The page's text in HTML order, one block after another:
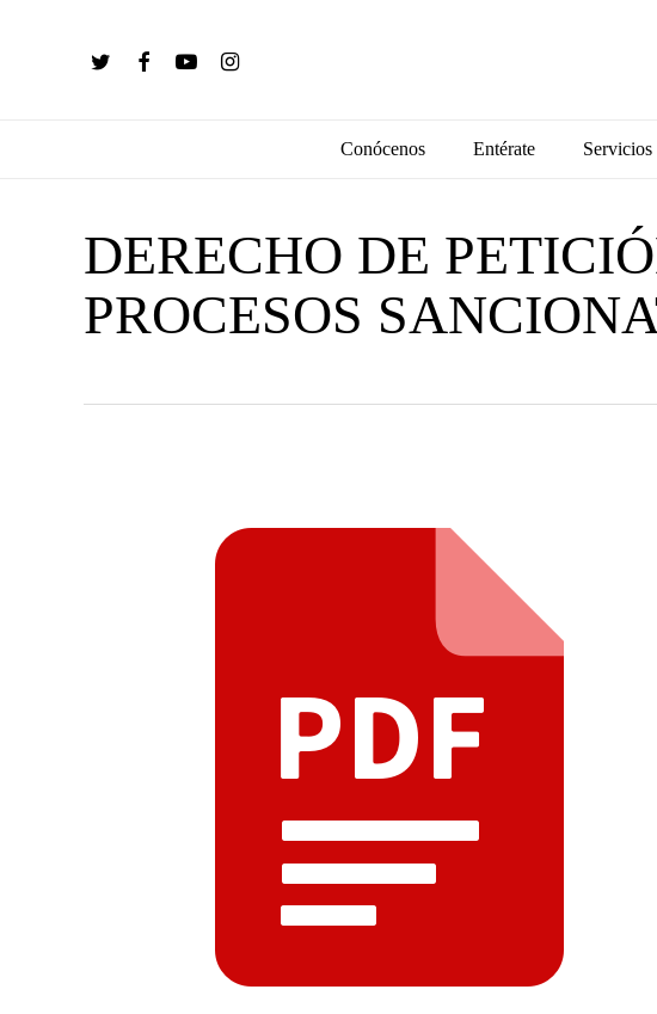
twitter facebookyoutubeinstagram
Conócenos Entérate Servicios
DERECHO DE
PROCESOS